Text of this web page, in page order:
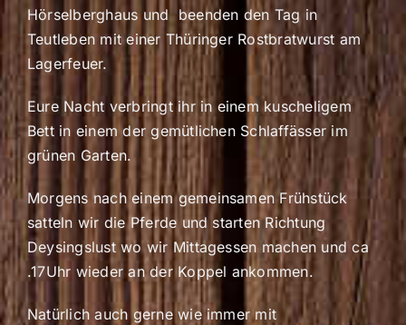
Hörselberghaus und beenden den Tag in
Teutleben mit einer Thüringer Rostbratwurst am
Lagerfeuer.
Eure Nacht verbringt ihr in einem kuscheligem
Bett in einem der gemütlichen Schlaffässer im
grünen Garten.
Morgens nach einem gemeinsamen Frühstück
satteln wir die Pferde und starten Richtung
Deysingslust wo wir Mittagessen machen und ca
.17Uhr wieder an der Koppel ankommen.
Natürlich auch gerne wie immer mit